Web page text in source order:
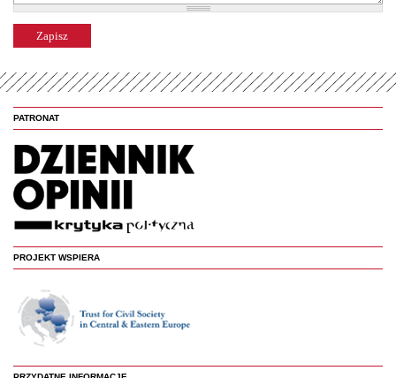
PATRONAT
PROJEKT WSPIERA